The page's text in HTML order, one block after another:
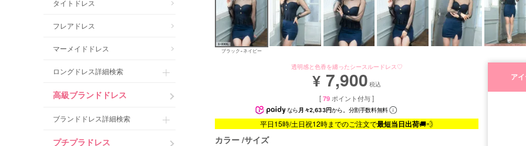
タイトドレス
フレアドレス
マーメイドドレス
ロングドレス詳細検索
高級ブランドドレス
ブランドドレス詳細検索
プチプラドレス
ブラック×ネイビー
透明感と色香を纏ったシースルードレス♡
¥ 7,900 税込
[79 ポイント付与 ]
なら 月々2,633円から。分割手数料無料
平日15時/土日祝12時までのご注文で最短当日出荷🚚💨
カラー サイズ
ア